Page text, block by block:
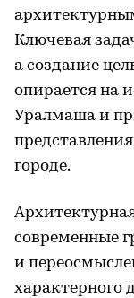
Ключевая
а создание
опирается на
Уралмаша и
городе.
современные
и
характерного